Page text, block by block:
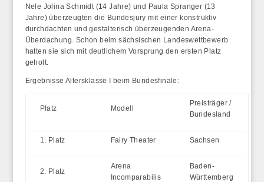
Nele Jolina Schmidt (14 Jahre) und Paula Spranger (13
Jahre) überzeugten die Bundesjury mit einer konstruktiv
durchdachten und gestalterisch überzeugenden Arena-
Überdachung. Schon beim sächsischen Landeswettbewerb
hatten sie sich mit deutlichem Vorsprung den ersten Platz
geholt.
Ergebnisse Altersklasse I beim Bundesfinale:
Platz Modell
Preisträger /
Bundesland
1. Platz Fairy Theater Sachsen
2. Platz
Arena
Incomparabilis
Baden-
Württemberg